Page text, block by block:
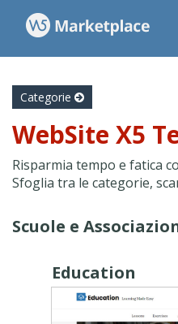
Categorie
WebSite X5
Risparmia tempo e fatica
Sfoglia tra le categorie,
Scuole e
Education